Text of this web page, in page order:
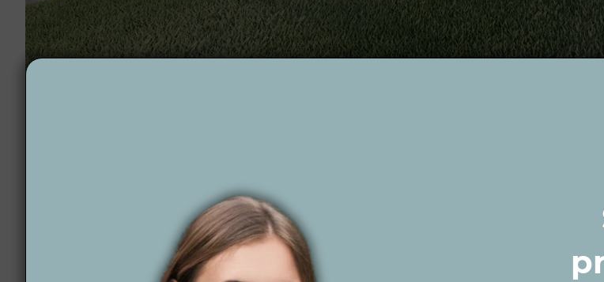
to firma, która zamienia marzenia o pięknych, funkcjonalnych ogrodach
indywidualnych potrzebach i preferencjach każdego klienta, tak aby ogród był idealnie
masz pewność, że Twój ogród w Cybince będzie miejscem, w którym poczujesz się blisko